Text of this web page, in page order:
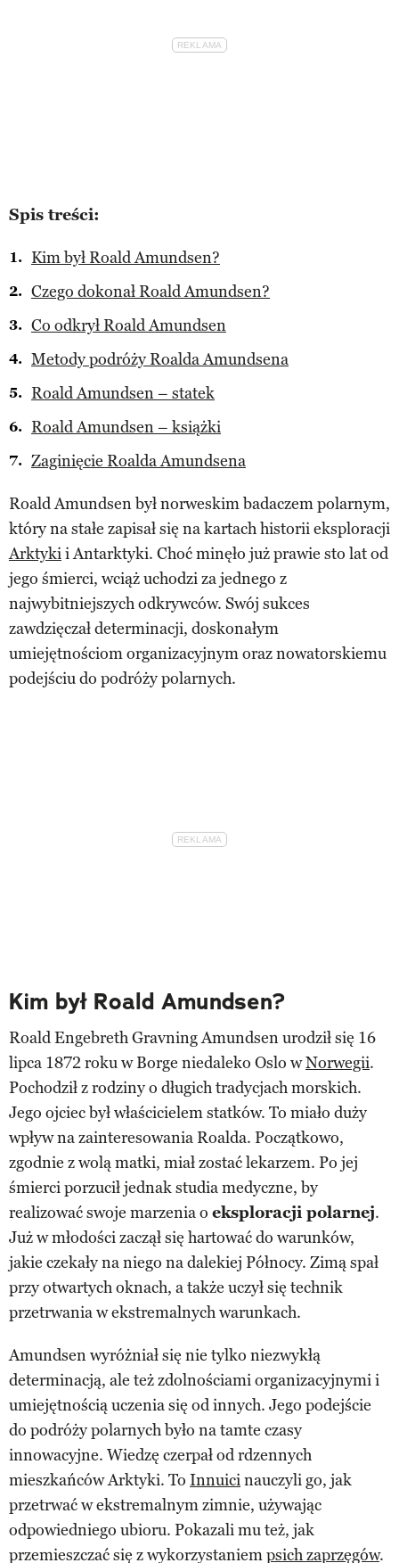
Spis treści:
Kim był Roald Amundsen?
Czego dokonał Roald Amundsen?
Co odkrył Roald Amundsen
Metody podróży Roalda Amundsena
Roald Amundsen – statek
Roald Amundsen – książki
Zaginięcie Roalda Amundsena
Roald Amundsen był norweskim badaczem polarnym,
który na stałe zapisał się na kartach historii eksploracji
Arktykii Antarktyki. Choć minęło już prawie sto lat od
jego śmierci, wciąż uchodzi za jednego z
najwybitniejszych odkrywców. Swój sukces
zawdzięczał determinacji, doskonałym
umiejętnościom organizacyjnym oraz nowatorskiemu
podejściu do podróży polarnych.
Kim był Roald Amundsen?
Roald Engebreth Gravning Amundsen urodził się 16
lipca 1872 roku w Borge niedaleko Oslo wNorwegii.
Pochodził z rodziny o długich tradycjach morskich.
Jego ojciec był właścicielem statków. To miało duży
wpływ na zainteresowania Roalda. Początkowo,
zgodnie z wolą matki, miał zostać lekarzem. Po jej
śmierci porzucił jednak studia medyczne, by
realizować swoje marzenia o eksploracji polarnej.
Już w młodości zaczął się hartować do warunków,
jakie czekały na niego na dalekiej Północy. Zimą spał
przy otwartych oknach, a także uczył się technik
przetrwania w ekstremalnych warunkach.
Amundsen wyróżniał się nie tylko niezwykłą
determinacją, ale też zdolnościami organizacyjnymi i
umiejętnością uczenia się od innych. Jego podejście
do podróży polarnych było na tamte czasy
innowacyjne. Wiedzę czerpał od rdzennych
mieszkańców Arktyki. To Innuicinauczyli go, jak
przetrwać w ekstremalnym zimnie, używając
odpowiedniego ubioru. Pokazali mu też, jak
przemieszczać się z wykorzystaniempsich zaprzęgów.